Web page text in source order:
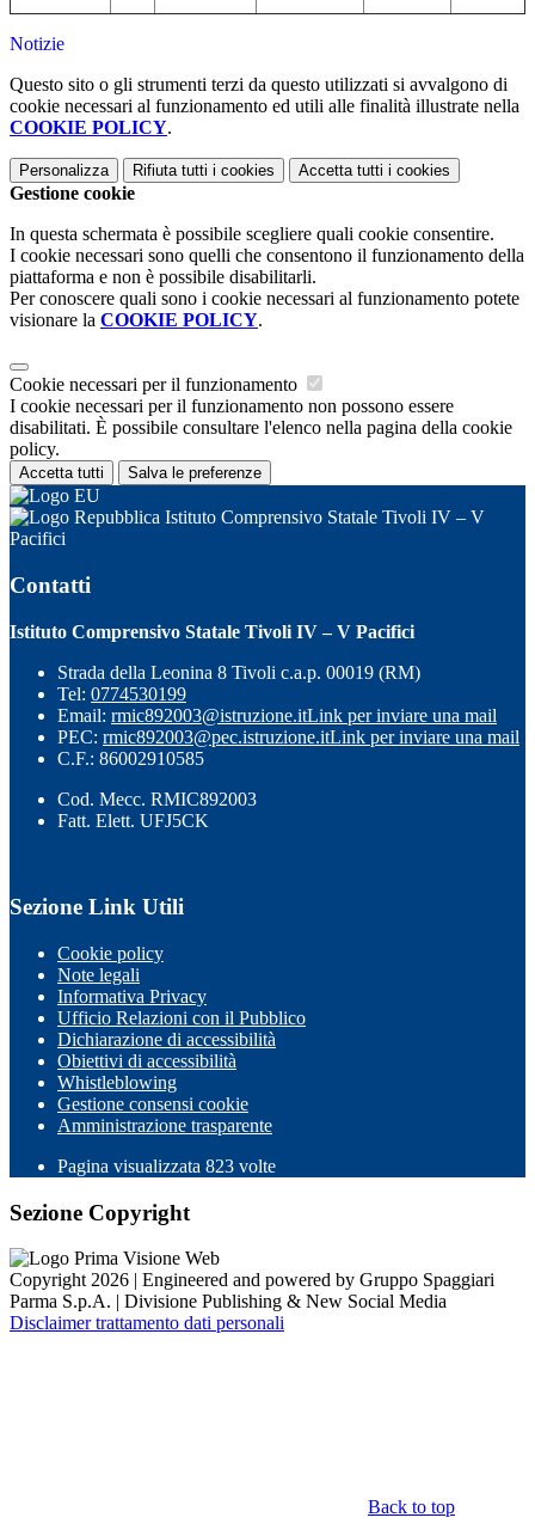
Notizie
Questo sito o gli strumenti terzi da questo utilizzati si avvalgono di
cookie necessari al funzionamento ed utili alle finalità illustrate nella
COOKIE POLICY.
Personalizza Rifiuta tutti i cookies Accetta tutti i cookies
Gestione cookie
In questa schermata è possibile scegliere quali cookie consentire.
I cookie necessari sono quelli che consentono il funzionamento della
piattaforma e non è possibile disabilitarli.
Per conoscere quali sono i cookie necessari al funzionamento potete
visionare la COOKIE POLICY.
Cookie necessari per il funzionamento
I cookie necessari per il funzionamento non possono essere
disabilitati. È possibile consultare l'elenco nella pagina della cookie
policy.
Accetta tutti Salva le preferenze
Istituto Comprensivo Statale Tivoli IV – V
Pacifici
Contatti
Istituto Comprensivo Statale Tivoli IV – V Pacifici
Strada della Leonina 8 Tivoli c.a.p. 00019 (RM)
Tel: 0774530199
Email: rmic892003@istruzione.itLink per inviare una mail
PEC: rmic892003@pec.istruzione.itLink per inviare una mail
C.F.: 86002910585
Cod. Mecc. RMIC892003
Fatt. Elett. UFJ5CK
Sezione Link Utili
Cookie policy
Note legali
Informativa Privacy
Ufficio Relazioni con il Pubblico
Dichiarazione di accessibilità
Obiettivi di accessibilità
Whistleblowing
Gestione consensi cookie
Amministrazione trasparente
Pagina visualizzata 823 volte
Sezione Copyright
Copyright 2026 | Engineered and powered by Gruppo Spaggiari
Parma S.p.A. | Divisione Publishing & New Social Media
Disclaimer trattamento dati personali
Back to top